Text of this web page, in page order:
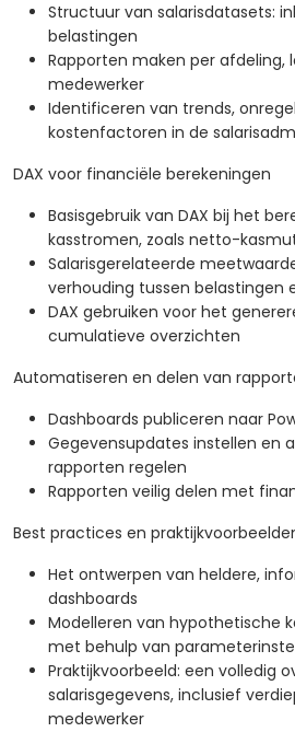
Structuur van salarisdatasets:
belastingen
Rapporten maken per afdeling,
medewerker
Identificeren van trends,
kostenfactoren in de
DAX voor financiële berekeningen
Basisgebruik van DAX bij het
kasstromen, zoals netto-
Salarisgerelateerde
verhouding tussen belastingen
DAX gebruiken voor het
cumulatieve overzichten
Automatiseren en delen van
Dashboards publiceren naar
Gegevensupdates instellen en
rapporten regelen
Rapporten veilig delen met
Best practices en
Het ontwerpen van heldere,
dashboards
Modelleren van hypothetische
met behulp van
Praktijkvoorbeeld: een volledig
salarisgegevens, inclusief
medewerker